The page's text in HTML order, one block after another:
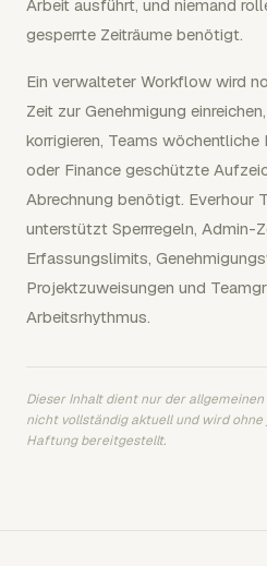
Arbeit ausführt, und niemand
gesperrte Zeiträume benötigt.
Ein verwalteter Workflow wird
Zeit zur Genehmigung
korrigieren, Teams
oder Finance geschützte
Abrechnung benötigt. Everhour
unterstützt Sperrregeln, Admin-
Erfassungslimits,
Projektzuweisungen und
Arbeitsrhythmus.
Dieser Inhalt dient nur der
nicht vollständig aktuell und wird
Haftung bereitgestellt.